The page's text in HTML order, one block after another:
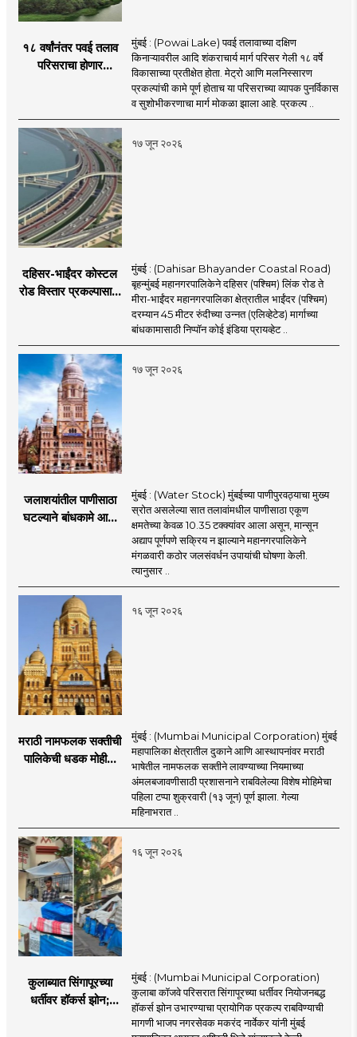
१८ वर्षांनंतर पवई तलाव
परिसराचा होणार
सुरुवात;
मुंबई : (Powai Lake) पवई तलावाच्या दक्षिण
किनाऱ्यावरील आदि शंकराचार्य मार्ग परिसर गेली १८ वर्षे
विकासाच्या प्रतीक्षेत होता. मेट्रो आणि मलनिस्सारण
प्रकल्पांची कामे पूर्ण होताच या परिसराच्या व्यापक पुनर्विकास
व सुशोभीकरणाचा मार्ग मोकळा झाला आहे. प्रकल्प ..
१७ जून २०२६
दहिसर-भाईंदर कोस्टल
रोड विस्तार प्रकल्पासाठी
मंजुरीची प्रतीक्षा
मुंबई : (Dahisar Bhayander Coastal Road)
बृहन्मुंबई महानगरपालिकेने दहिसर (पश्चिम) लिंक रोड ते
मीरा-भाईंदर महानगरपालिका क्षेत्रातील भाईंदर (पश्चिम)
दरम्यान 45 मीटर रुंदीच्या उन्नत (एलिव्हेटेड) मार्गाच्या
बांधकामासाठी निप्पॉन कोई इंडिया प्रायव्हेट ..
१७ जून २०२६
जलाशयांतील पाणीसाठा
घटल्याने बांधकामे आणि
निर्बंध
मुंबई : (Water Stock) मुंबईच्या पाणीपुरवठ्याचा मुख्य
स्रोत असलेल्या सात तलावांमधील पाणीसाठा एकूण
क्षमतेच्या केवळ 10.35 टक्क्यांवर आला असून, मान्सून
अद्याप पूर्णपणे सक्रिय न झाल्याने महानगरपालिकेने
मंगळवारी कठोर जलसंवर्धन उपायांची घोषणा केली.
त्यानुसार ..
१६ जून २०२६
मराठी नामफलक सक्तीची
पालिकेची धडक मोहीम;
मुंबई : (Mumbai Municipal Corporation) मुंबई
महापालिका क्षेत्रातील दुकाने आणि आस्थापनांवर मराठी
भाषेतील नामफलक सक्तीने लावण्याच्या नियमाच्या
अंमलबजावणीसाठी प्रशासनाने राबविलेल्या विशेष मोहिमेचा
पहिला टप्पा शुक्रवारी (१३ जून) पूर्ण झाला. गेल्या
महिनाभरात ..
१६ जून २०२६
कुलाब्यात सिंगापूरच्या
धर्तीवर हॉकर्स झोन;
मुंबई : (Mumbai Municipal Corporation)
कुलाबा कॉजवे परिसरात सिंगापूरच्या धर्तीवर नियोजनबद्ध
हॉकर्स झोन उभारण्याचा प्रायोगिक प्रकल्प राबविण्याची
मागणी भाजप नगरसेवक मकरंद नार्वेकर यांनी मुंबई